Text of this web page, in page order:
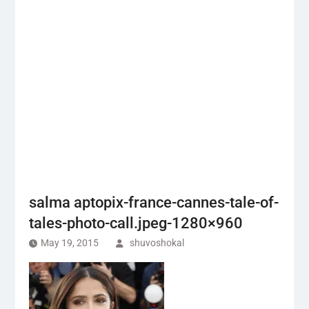
salma aptopix-france-cannes-tale-of-
tales-photo-call.jpeg-1280×960
May 19, 2015 shuvoshokal